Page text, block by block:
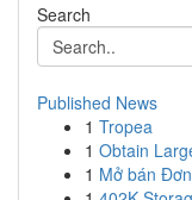
Search
Published News
1 Tropea
1 Obtain
1 Mở bán